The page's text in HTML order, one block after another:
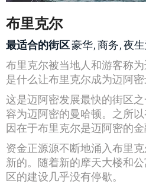
布里克尔
最适合的街区豪华, 商务, 夜
布里克尔被当地人和游客称为
是什么让布里克尔成为迈阿
这是迈阿密发展最快的街区
容为迈阿密的曼哈顿。之所
因在于布里克尔是迈阿密的金
资金正源源不断地涌入布里
新的。随着新的摩天大楼和
区的建设几乎没有停歇。